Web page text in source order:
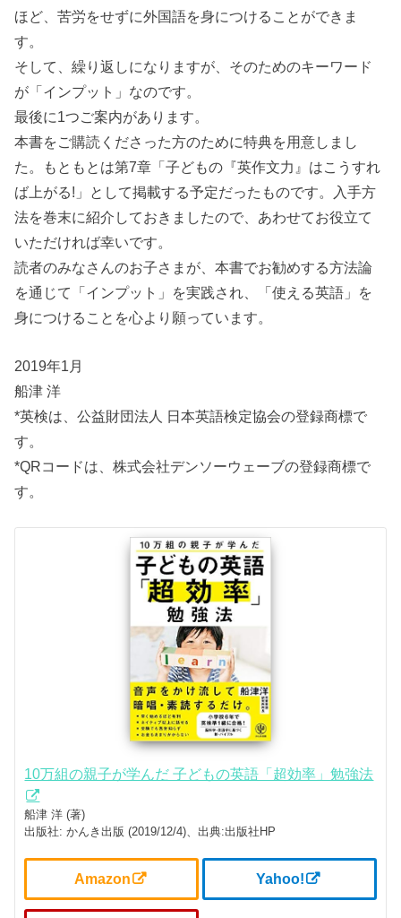
ほど、苦労をせずに外国語を身につけることができま
す。
そして、繰り返しになりますが、そのためのキーワード
が「インプット」なのです。
最後に1つご案内があります。
本書をご購読くださった方のために特典を用意しまし
た。もともとは第7章「子どもの『英作文力』はこうすれ
ば上がる!」として掲載する予定だったものです。入手方
法を巻末に紹介しておきましたので、あわせてお役立て
いただければ幸いです。
読者のみなさんのお子さまが、本書でお勧めする方法論
を通じて「インプット」を実践され、「使える英語」を
身につけることを心より願っています。
2019年1月
船津 洋
*英検は、公益財団法人 日本英語検定協会の登録商標で
す。
*QRコードは、株式会社デンソーウェーブの登録商標で
す。
10万組の親子が学んだ 子どもの英語「超効率」勉強法
船津 洋 (著)
出版社: かんき出版 (2019/12/4)、出典:出版社HP
Amazon Yahoo!